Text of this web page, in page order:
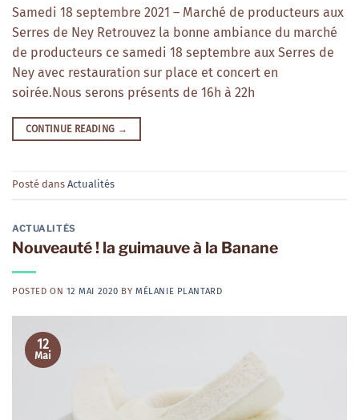
Samedi 18 septembre 2021 – Marché de producteurs aux
Serres de Ney Retrouvez la bonne ambiance du marché
de producteurs ce samedi 18 septembre aux Serres de
Ney avec restauration sur place et concert en
soirée.Nous serons présents de 16h à 22h
CONTINUE READING →
Posté dans Actualités
ACTUALITÉS
Nouveauté ! la guimauve à la Banane
POSTED ON 12 MAI 2020 BYMÉLANIE PLANTARD
12
Mai